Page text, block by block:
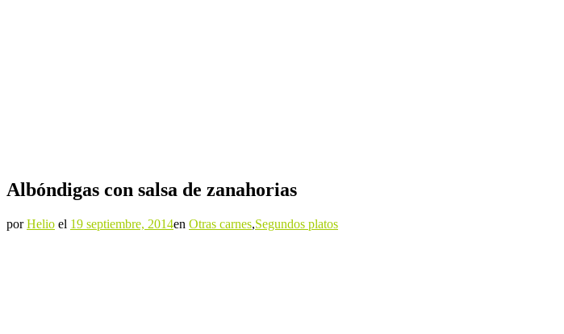
Albóndigas con salsa de zanahorias
porHelio el 19 septiembre, 2014en Otras carnes,Segundos platos